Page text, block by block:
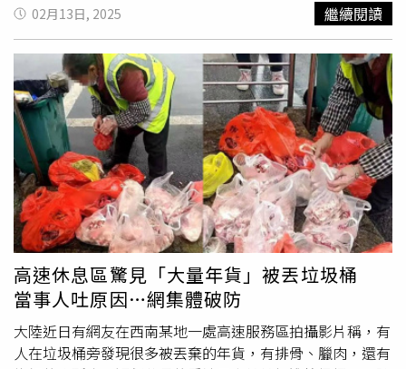
級養老院以豪華設備和精緻服務聞名，每月的月費約100萬
日圓（約21萬新台幣），因此讓花田美智子相當期待。沒想
到，當花田美智子入住後，發現裡面的住戶大多數都是有錢
人和知名人士，經濟實力相當雄厚，大家談論的話題，也都
圍繞在「海外旅行」、「收藏了什麼藝術品」之類的。因
此，花田美智子常常無法融入其他住戶的話題，漸漸被他們
排擠，也感受到自己似乎不太適合這裡。甚至有一次，在養
老院的交流活動中，另一名老太太更語帶諷刺地問她「您真
的適合住在這裡嗎？」最終，這句話成為了壓倒花田美智子
的最後一根稻草，當晚她徹底失眠，到了凌晨情緒直接崩
潰，逃出養老院。事後，女兒立刻趕到東京處理這件事，花
田美智子看到女兒後也崩潰哭喊「我不要回去了」，最後在
女兒幫助下，花田美智子搬到女兒住家附近的公寓，重新開
始生活。
02月13日, 2025 繼續閱讀
高速休息區驚見「大量年貨」被丟垃圾桶
當事人吐原因…網集體破防
大陸近日有網友在西南某地一處高速服務區拍攝影片稱，有
人在垃圾桶旁發現很多被丟棄的年貨，有排骨、臘肉，還有